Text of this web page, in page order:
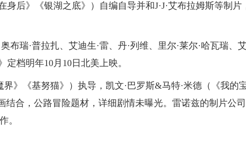
后》《银湖之底》）自编自导并和J·J·艾布拉姆斯等制片
瑞·普拉扎、艾迪生·雷、丹·列维、里尔·莱尔·哈瓦瑞、
档明年10月10日北美上映。
《基努猫》）执导，凯文·巴罗斯&马特·米德（《我的
结合，公路冒险题材，详细剧情未曝光。雷诺兹的制片公司
。